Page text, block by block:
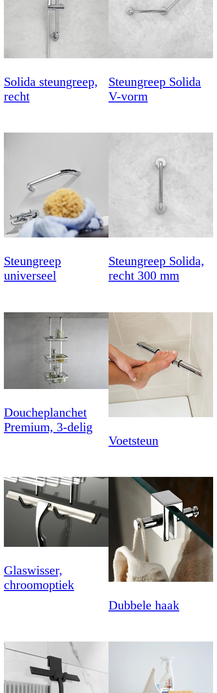
Solida steungreep,
recht
Steungreep Solida
V-vorm
Steungreep
universeel
Steungreep Solida,
recht 300 mm
Doucheplanchet
Premium, 3-delig
Voetsteun
Glaswisser,
chroomoptiek
Dubbele haak